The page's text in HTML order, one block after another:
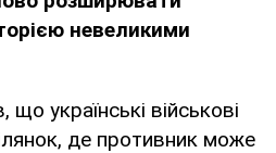
невеликими
українські військові
де противник може